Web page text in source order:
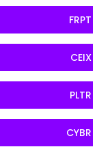
FRPT
CEIX
PLTR
CYBR